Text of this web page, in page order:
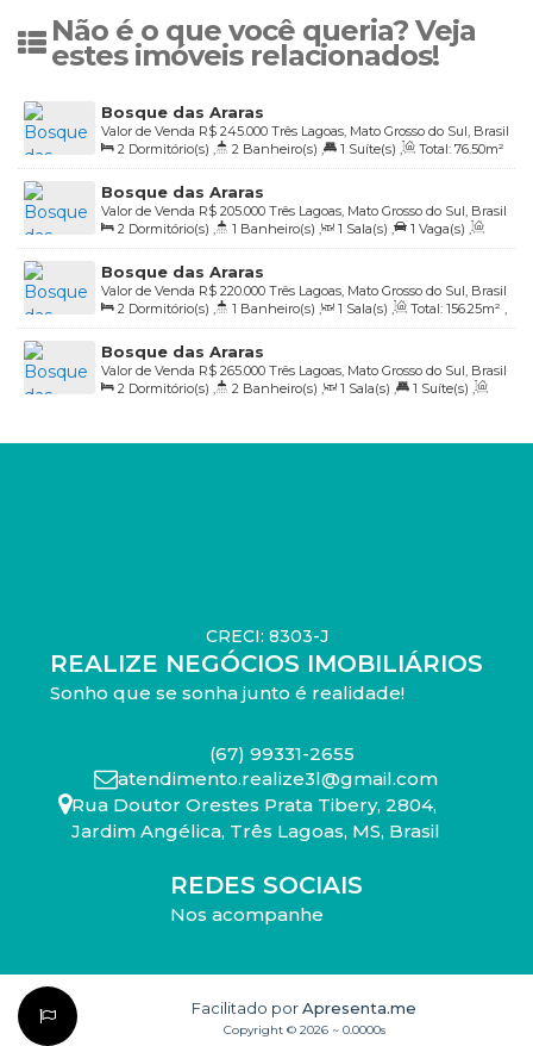
Não é o que você queria? Veja
estes imóveis relacionados!
Bosque das Araras
R$ 245.000
Valor de Venda
Três Lagoas, Mato Grosso do Sul, Brasil
2 Dormitório(s) , 2 Banheiro(s) , 1 Suíte(s) , Total: 76.50m²
,
1 Vaga(s) , Útil: 54.21m²
Bosque das Araras
R$ 205.000
Valor de Venda
Três Lagoas, Mato Grosso do Sul, Brasil
2 Dormitório(s) , 1 Banheiro(s) , 1 Sala(s) , 1 Vaga(s) ,
Útil: 73.73m²
Bosque das Araras
R$ 220.000
Valor de Venda
Três Lagoas, Mato Grosso do Sul, Brasil
2 Dormitório(s) , 1 Banheiro(s) , 1 Sala(s) , Total: 156.25m² ,
2 Vaga(s) , Útil: 61.64m²
Bosque das Araras
R$ 265.000
Valor de Venda
Três Lagoas, Mato Grosso do Sul, Brasil
2 Dormitório(s) , 2 Banheiro(s) , 1 Sala(s) , 1 Suíte(s) ,
CRECI: 8303-J
REALIZE NEGÓCIOS IMOBILIÁRIOS
Sonho que se sonha junto é realidade!
(67) 99331-2655
atendimento.realize3l@gmail.com
Rua Doutor Orestes Prata Tibery, 2804,
Jardim Angélica, Três Lagoas, MS, Brasil
REDES SOCIAIS
Nos acompanhe
Facilitado porApresenta.me
Copyright © 2026 ~ 0.0000s